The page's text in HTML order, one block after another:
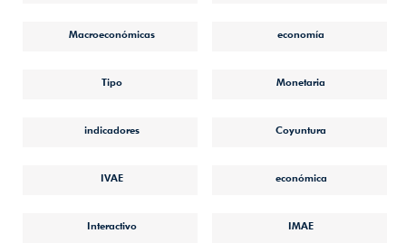
Macroeconómicas economía
Tipo Monetaria
indicadores Coyuntura
IVAE económica
Interactivo IMAE